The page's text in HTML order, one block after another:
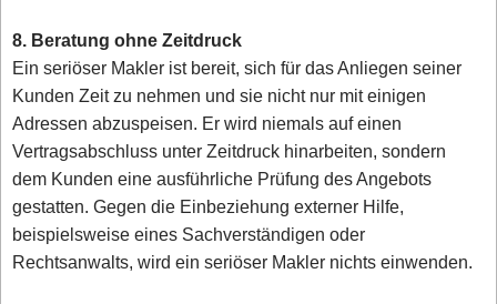
8. Beratung ohne Zeitdruck
Ein seriöser Makler ist bereit, sich für das Anliegen seiner
Kunden Zeit zu nehmen und sie nicht nur mit einigen
Adressen abzuspeisen. Er wird niemals auf einen
Vertragsabschluss unter Zeitdruck hinarbeiten, sondern
dem Kunden eine ausführliche Prüfung des Angebots
gestatten. Gegen die Einbeziehung externer Hilfe,
beispielsweise eines Sachverständigen oder
Rechtsanwalts, wird ein seriöser Makler nichts einwenden.